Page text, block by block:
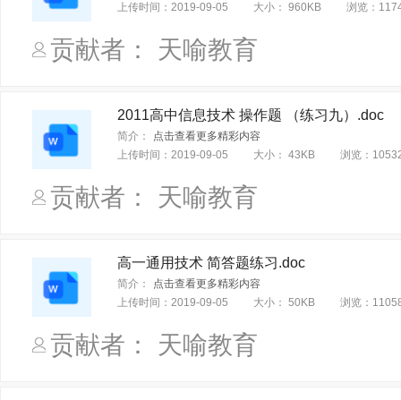
选择性必修6 开源硬件项目设计 选择性必修 绘画 选择性
必修 音乐与舞蹈 必修 演奏
选择性必修6 开源硬件项目设计 综合
上传时间： 2019-09-05 大小： 960KB 浏览：
贡献者： 天喻教育
2011高中信息技术 操作题 （练习九）.doc
简介：
点击查看更多精彩内容
上传时间： 2019-09-05 大小： 43KB 浏览：
贡献者： 天喻教育
高一通用技术 简答题练习.doc
简介：
点击查看更多精彩内容
上传时间： 2019-09-05 大小： 50KB 浏览：
贡献者： 天喻教育